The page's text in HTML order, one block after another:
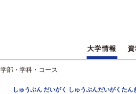
大学情報
学部・学科・コース
しゅうぶん だいがく しゅうぶんだいがくた